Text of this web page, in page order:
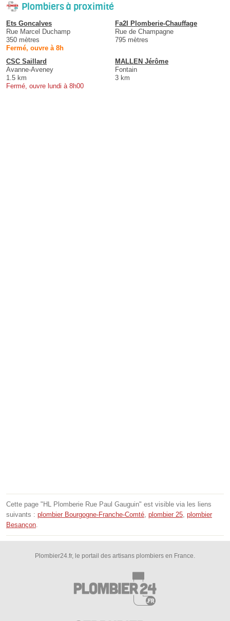
Plombiers à proximité
Ets Goncalves
Rue Marcel Duchamp
350 mètres
Fermé, ouvre à 8h
Fa2I Plomberie-Chauffage
Rue de Champagne
795 mètres
CSC Saillard
Avanne-Aveney
1.5 km
Fermé, ouvre lundi à 8h00
MALLEN Jérôme
Fontain
3 km
Cette page "HL Plomberie Rue Paul Gauguin" est visible via les liens
suivants : plombier Bourgogne-Franche-Comté, plombier 25, plombier
Besançon.
Plombier24.fr, le portail des artisans plombiers en France.